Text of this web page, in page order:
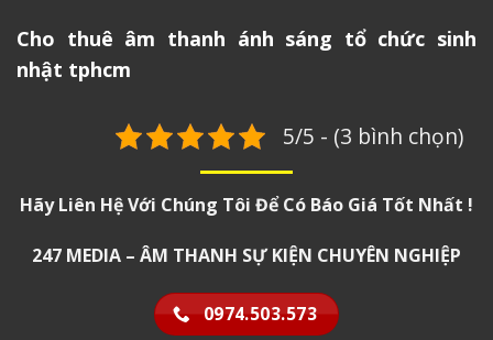
Cho thuê âm thanh ánh sáng tổ chức sinh
nhật tphcm
5/5 - (3 bình chọn)
Hãy Liên Hệ Với Chúng Tôi Để Có Báo Giá Tốt Nhất !
247 MEDIA – ÂM THANH SỰ KIỆN CHUYÊN NGHIỆP
0974.503.573